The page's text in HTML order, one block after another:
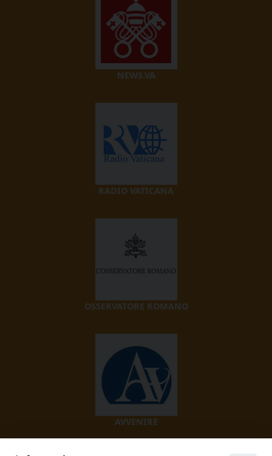
NEWS.VA
RADIO VATICANA
OSSERVATORE ROMANO
AVVENIRE